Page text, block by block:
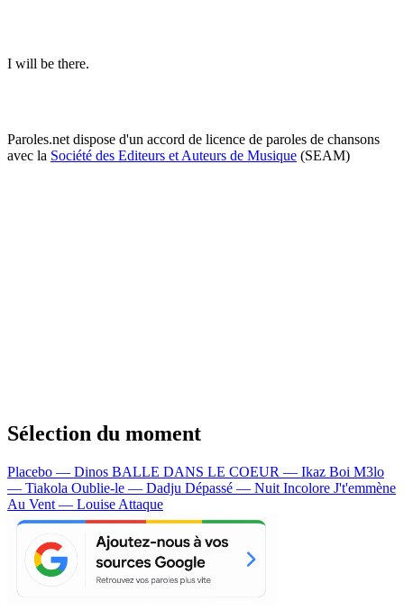
I will be there.
Paroles.net dispose d'un accord de licence de paroles de chansons
avec la Société des Editeurs et Auteurs de Musique (SEAM)
Sélection du moment
Placebo — Dinos BALLE DANS LE COEUR — Ikaz Boi M3lo
— Tiakola Oublie-le — Dadju Dépassé — Nuit Incolore J't'emmène
Au Vent — Louise Attaque